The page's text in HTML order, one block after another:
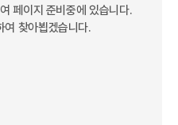
페이지 준비중에 있습니다.
여 찾아뵙겠습니다.